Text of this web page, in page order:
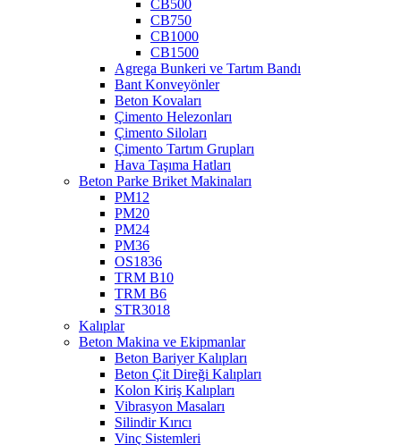
CB500
CB750
CB1000
CB1500
Agrega Bunkeri ve Tartım Bandı
Bant Konveyönler
Beton Kovaları
Çimento Helezonları
Çimento Siloları
Çimento Tartım Grupları
Hava Taşıma Hatları
Beton Parke Briket Makinaları
PM12
PM20
PM24
PM36
OS1836
TRM B10
TRM B6
STR3018
Kalıplar
Beton Makina ve Ekipmanlar
Beton Bariyer Kalıpları
Beton Çit Direği Kalıpları
Kolon Kiriş Kalıpları
Vibrasyon Masaları
Silindir Kırıcı
Vinç Sistemleri